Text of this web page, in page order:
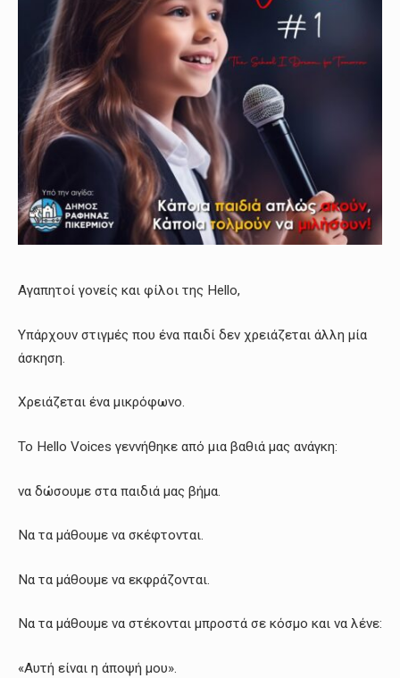
Αγαπητοί γονείς και φίλοι της Hello,
Υπάρχουν στιγμές που ένα παιδί δεν χρειάζεται άλλη μία
άσκηση.
Χρειάζεται ένα μικρόφωνο.
Το Hello Voices γεννήθηκε από μια βαθιά μας ανάγκη:
να δώσουμε στα παιδιά μας βήμα.
Να τα μάθουμε να σκέφτονται.
Να τα μάθουμε να εκφράζονται.
Να τα μάθουμε να στέκονται μπροστά σε κόσμο και να λένε:
«Αυτή είναι η άποψή μου».